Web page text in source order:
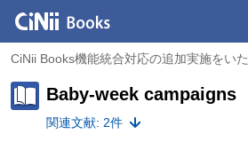
CiNii Books機能統合対応の追加実施をい
Baby-week campaigns
関連文献: 2件